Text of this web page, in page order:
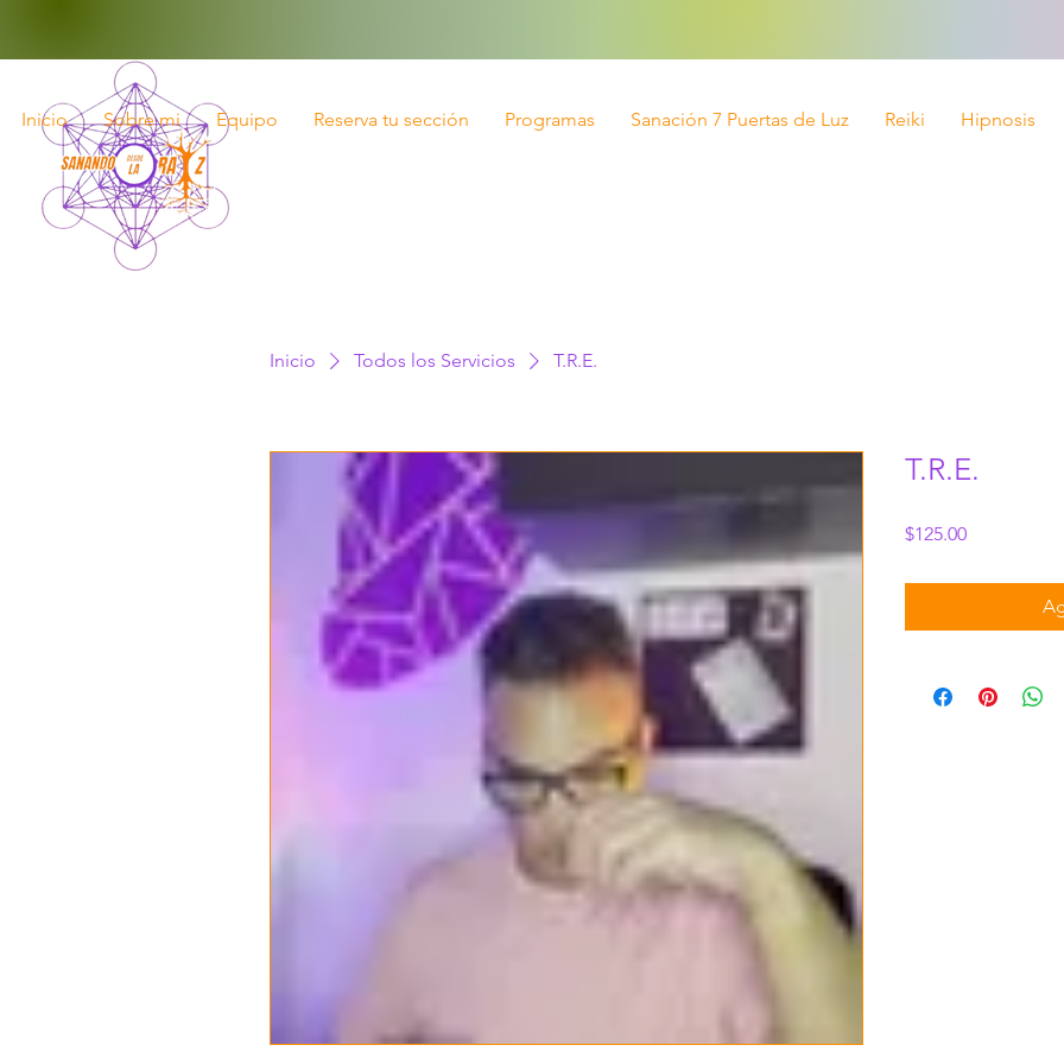
Inicio Sobre mi Equipo Reserva tu sección Programas Sanación 7 Puertas de Luz Reiki Hipnosis
Inicio Todos los Servicios T.R.E.
T.R.E.
$125.00Precio